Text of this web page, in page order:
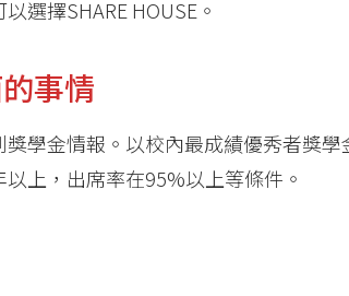
選擇SHARE HOUSE。
事情
學金情報。以校內最成績優秀者獎
上，出席率在95%以上等條件。